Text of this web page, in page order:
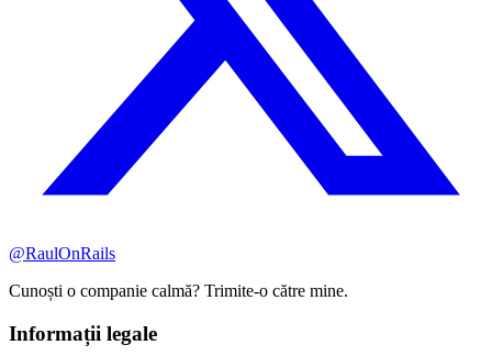
@RaulOnRails
Cunoști o companie calmă? Trimite-o către mine.
Informații legale